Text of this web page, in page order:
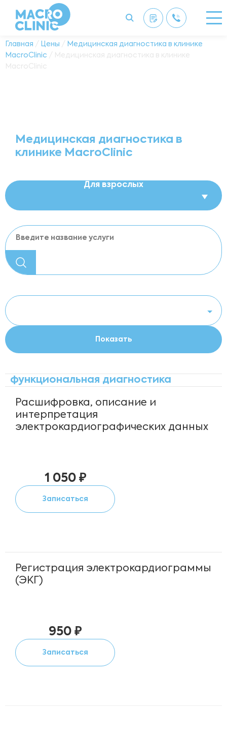
Главная / Цены /
Медицинская диагностика в клинике
MacroClinic / Медицинская диагностика в клинике
MacroClinic
Медицинская диагностика в
клинике MacroClinic
Для взрослых
функциональная диагностика
Расшифровка, описание и
интерпретация
электрокардиографических данных
1 050 ₽
Записаться
Регистрация электрокардиограммы
(ЭКГ)
950 ₽
Записаться